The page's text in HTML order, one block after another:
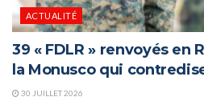
ACTUALITÉ
39 « FDLR » renvoyés en
la Monusco qui
30 JUILLET 2026